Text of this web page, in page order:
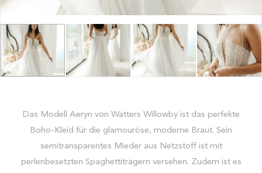
Das Modell Aeryn von Watters Willowby ist das perfekte
Boho-Kleid für die glamouröse, moderne Braut. Sein
semitransparentes Mieder aus Netzstoff ist mit
perlenbesetzten Spaghettiträgern versehen. Zudem ist es